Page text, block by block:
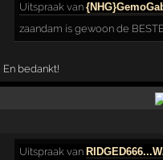
Uitspraak van
zaandam is gewoon de
En bedankt!
Uitspraak van